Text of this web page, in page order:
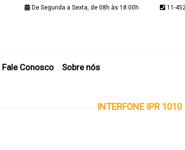
De Segunda a Sexta, de 08h às 18:00h 11-
Fale Conosco Sobre nós
INTERFONE IPR 1010